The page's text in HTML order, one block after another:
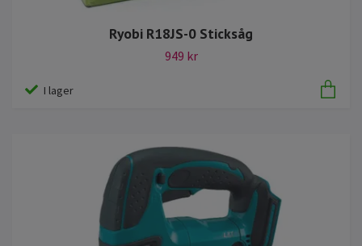
Ryobi R18JS-0 Sticksåg
949 kr
I lager